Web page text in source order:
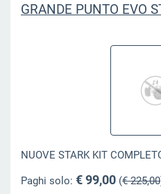
GRANDE PUNTO EVO
NUOVE STARK KIT
Paghi solo: € 99,00(€ 225,00